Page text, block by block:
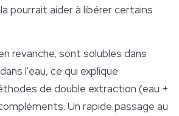
pourrait aider à libérer certains
revanche, sont solubles dans
l'eau, ce qui explique
de double extraction (eau +
Un rapide passage au